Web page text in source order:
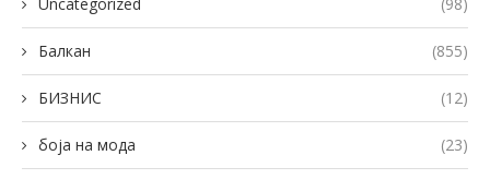
Балкан (855)
БИЗНИС (12)
боја на мода (23)